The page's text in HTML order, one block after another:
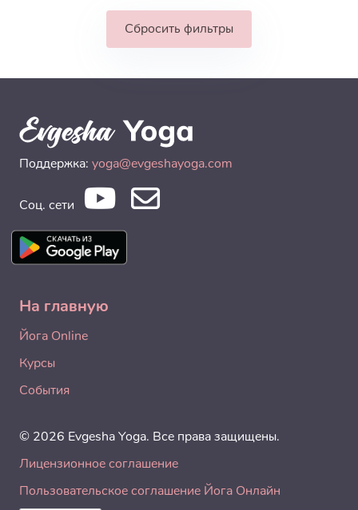
Сбросить фильтры
Поддержка: yoga@evgeshayoga.com
Соц. сети
На главную
Йога Online
Курсы
События
© 2026 Evgesha Yoga. Все права защищены.
Лицензионное соглашение
Пользовательское соглашение Йога Онлайн